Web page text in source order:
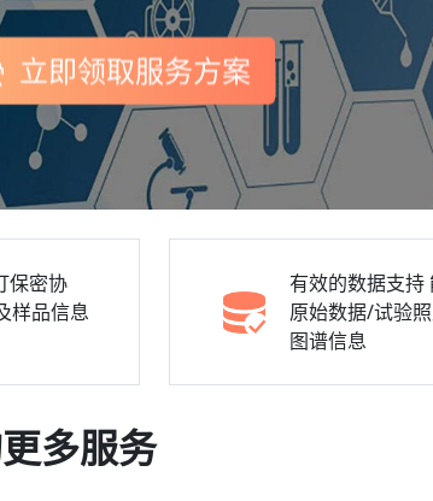
立即领取服务方案
保密协
样品信息
有效的数据支持
原始数据/试验
图谱信息
多服务